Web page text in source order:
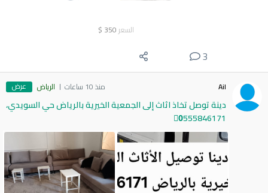
السعر 350
$
3
Ail منذ 10 ساعات الرياض عرض
دينة توصل تخاذ اثاث إلى الجمعية الخيرية بالرياض حي السويدي،
0َ555846171